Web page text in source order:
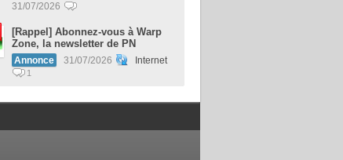
31/07/2026
[Rappel] Abonnez-vous à Warp
Zone, la newsletter de PN
Annonce 31/07/2026 Internet
1